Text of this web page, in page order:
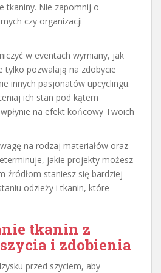
tkaniny. Nie zapomnij o
czy organizacji
w eventach wymiany, jak
tylko pozwalają na zdobycie
innych pasjonatów upcyclingu.
ich stan pod kątem
na efekt końcowy Twoich
na rodzaj materiałów oraz
jakie projekty możesz
źródłom staniesz się bardziej
odzieży i tkanin, które
tkanin z
i zdobienia
przed szyciem, aby